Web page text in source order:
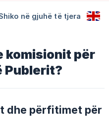
në gjuhë të tjera
komisionit për
Publerit?
dhe përfitimet për